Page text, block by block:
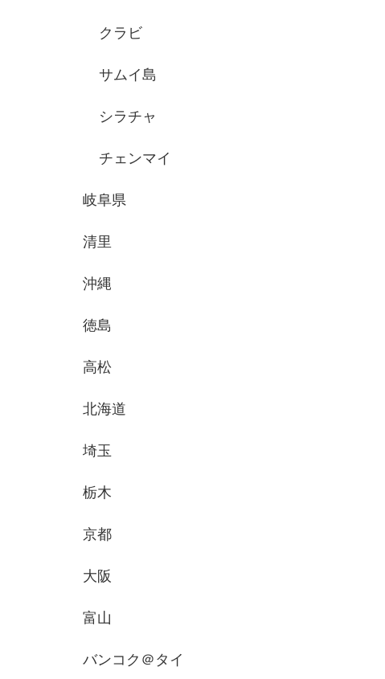
クラビ
サムイ島
シラチャ
チェンマイ
岐阜県
清里
沖縄
徳島
高松
北海道
埼玉
栃木
京都
大阪
富山
バンコク＠タイ